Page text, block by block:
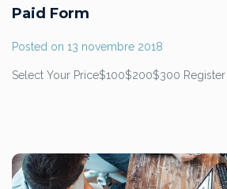
Paid Form
Posted on 13 novembre 2018
Select Your Price$100$200$300